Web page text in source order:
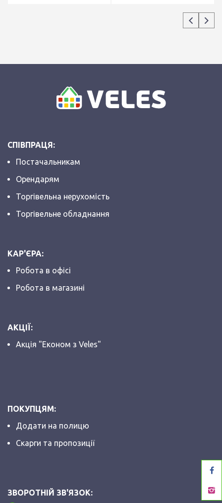
СПІВПРАЦЯ:
Постачальникам
Орендарям
Торгівельна нерухомість
Торгівельне обладнання
КАР'ЄРА:
Робота в офісі
Робота в магазині
АКЦІЇ:
Акція "Економ з Veles"
ПОКУПЦЯМ:
Додати на полицю
Скарги та пропозиції
ЗВОРОТНІЙ ЗВ'ЯЗОК: